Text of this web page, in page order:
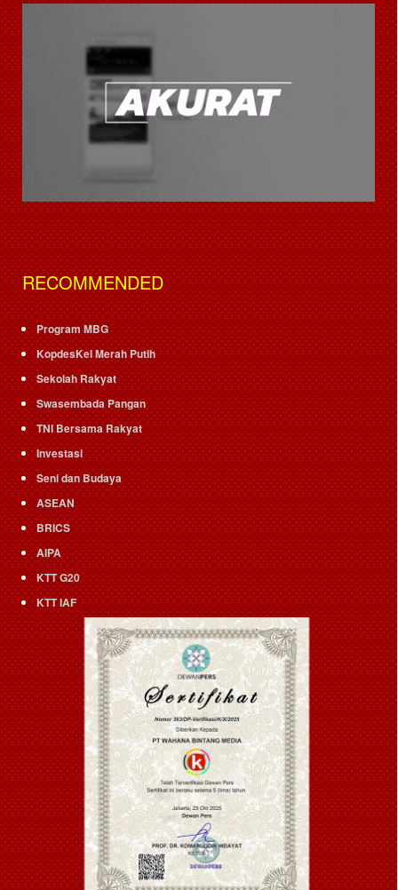
RECOMMENDED
Program MBG
KopdesKel Merah Putih
Sekolah Rakyat
Swasembada Pangan
TNI Bersama Rakyat
Investasi
Seni dan Budaya
ASEAN
BRICS
AIPA
KTT G20
KTT IAF